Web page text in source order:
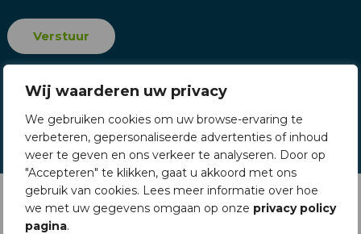
Wij waarderen uw privacy
We gebruiken cookies om uw browse-ervaring te
verbeteren, gepersonaliseerde advertenties of inhoud
weer te geven en ons verkeer te analyseren. Door op
"Accepteren" te klikken, gaat u akkoord met ons
gebruik van cookies. Lees meer informatie over hoe
we met uw gegevens omgaan op onze privacy policy
pagina.